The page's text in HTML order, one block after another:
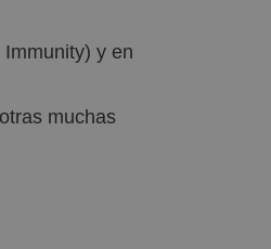
y en
muchas